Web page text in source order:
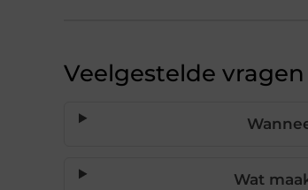
Veelgestelde vragen
Wat